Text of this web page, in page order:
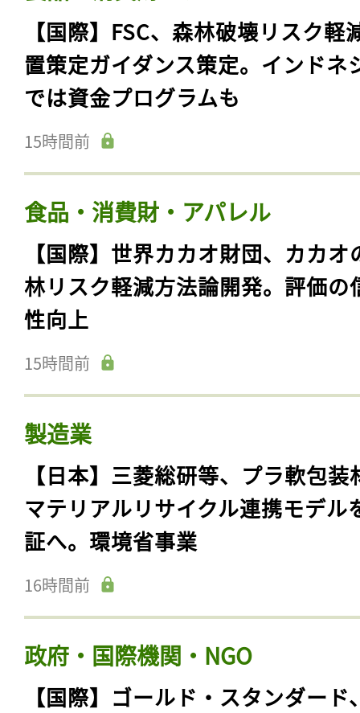
【国際】FSC、森林破壊リスク軽
置策定ガイダンス策定。インドネ
では資金プログラムも
15時間前
食品・消費財・アパレル
【国際】世界カカオ財団、カカオ
林リスク軽減方法論開発。評価の
性向上
15時間前
製造業
【日本】三菱総研等、プラ軟包装
マテリアルリサイクル連携モデル
証へ。環境省事業
16時間前
政府・国際機関・NGO
【国際】ゴールド・スタンダード